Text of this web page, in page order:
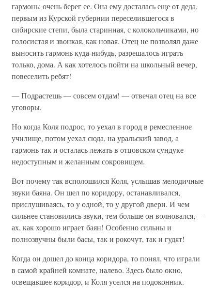
гармонь: очень берег ее. Она ему досталась еще от деда,
первым из Курской губернии переселившегося в
сибирские степи, была старинная, с колокольчиками, но
голосистая и звонкая, как новая. Отец не позволял даже
выносить гармонь куда-нибудь, разрешалось играть
только, дома. А как хотелось пойти на школьный вечер,
повеселить ребят!
— Подрастешь — совсем отдам! — отвечал отец на все
уговоры.
Но когда Коля подрос, то уехал в город в ремесленное
училище, потом уехал сюда, на уральский завод, а
гармонь так и осталась лежать в отцовском сундуке
недоступным и желанным сокровищем.
Вот почему так всполошился Коля, услышав мелодичные
звуки баяна. Он шел по коридору, останавливался,
прислушиваясь, то у одной, то у другой двери. И чем
сильнее становились звуки, тем больше он волновался, —
ах, как хорошо играет баян! Особенно сильны и
полнозвучны были басы, так и рокочут, так и гудят!
Когда он дошел до конца коридора, то понял, что играли
в самой крайней комнате, налево. Здесь было окно,
освещавшее коридор, и Коля уселся на подоконник.